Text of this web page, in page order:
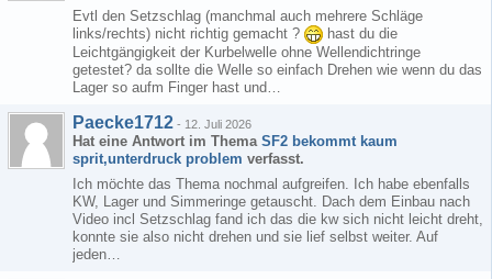
Evtl den Setzschlag (manchmal auch mehrere Schläge
links/rechts) nicht richtig gemacht ?
hast du die
Leichtgängigkeit der Kurbelwelle ohne Wellendichtringe
getestet? da sollte die Welle so einfach Drehen wie wenn du das
Lager so aufm Finger hast und…
Paecke1712 - 12. Juli 2026
Hat eine Antwort im Thema SF2 bekommt kaum
sprit,unterdruck problem verfasst.
Ich möchte das Thema nochmal aufgreifen. Ich habe ebenfalls
KW, Lager und Simmeringe getauscht. Dach dem Einbau nach
Video incl Setzschlag fand ich das die kw sich nicht leicht dreht,
konnte sie also nicht drehen und sie lief selbst weiter. Auf
jeden…